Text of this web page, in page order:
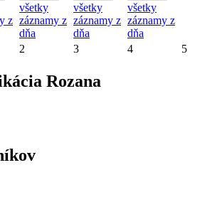
z
všetky
záznamy z
dňa
všetky
záznamy z
dňa
všetky
záznamy z
dňa
2 3 4 5
Rozana